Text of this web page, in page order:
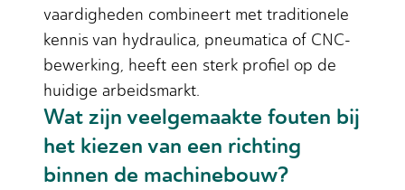
vaardigheden combineert met traditionele
kennis van hydraulica, pneumatica of CNC-
bewerking, heeft een sterk profiel op de
huidige arbeidsmarkt.
Wat zijn veelgemaakte fouten bij
het kiezen van een richting
binnen de machinebouw?